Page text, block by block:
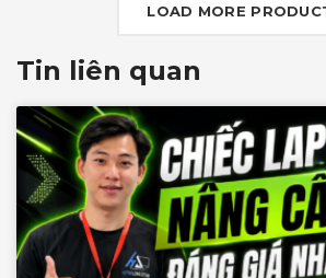
LOAD MORE
Tin liên quan